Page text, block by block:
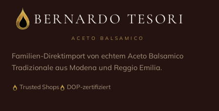
BERNARDO TESORI
ACETO BALSAMICO
Familien-Direktimport von echtem Aceto Balsamico
Tradizionale aus Modena und Reggio Emilia.
Trusted Shops DOP-zertifiziert